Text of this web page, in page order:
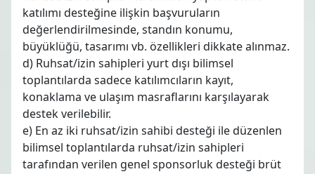
katılımı desteğine ilişkin başvuruların
değerlendirilmesinde, standın konumu,
büyüklüğü, tasarımı vb. özellikleri dikkate alınmaz.
d) Ruhsat/izin sahipleri yurt dışı bilimsel
toplantılarda sadece katılımcıların kayıt,
konaklama ve ulaşım masraflarını karşılayarak
destek verilebilir.
e) En az iki ruhsat/izin sahibi desteği ile düzenlen
bilimsel toplantılarda ruhsat/izin sahipleri
tarafından verilen genel sponsorluk desteği brüt